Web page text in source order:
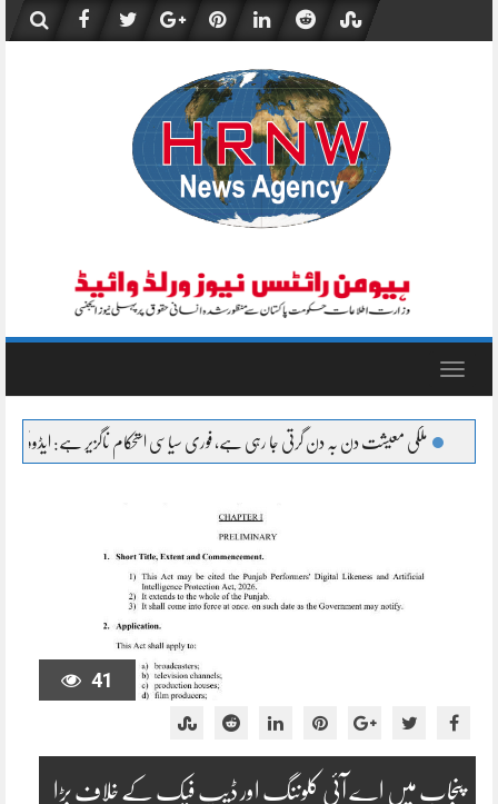
content
Toggle
جا رہی ہے، فوری سیاسی استحکام ناگزیر ہے: ایڈووکیٹ حسنین علی چوہان اسلام آباد: ایف
41
پنجاب میں اے آئی کلوننگ اور ڈیپ فیک کے خلاف بڑا